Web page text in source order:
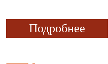
Подробнее